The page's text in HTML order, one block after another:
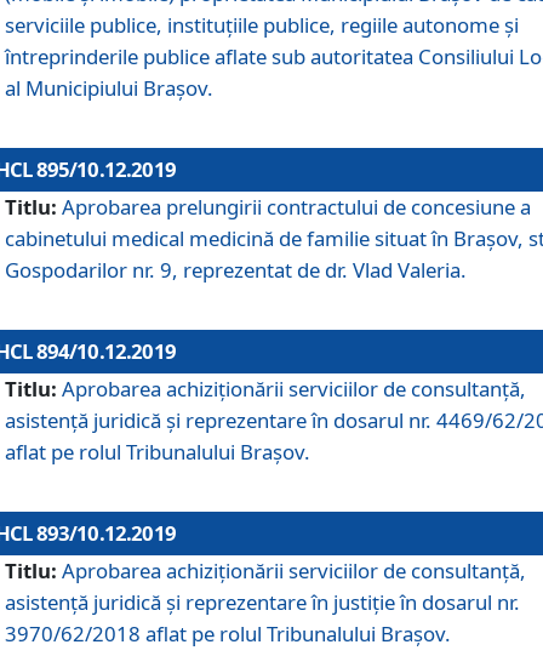
serviciile publice, instituțiile publice, regiile autonome și
întreprinderile publice aflate sub autoritatea Consiliului
al Municipiului Brașov.
895/10.12.2019
Titlu: Aprobarea prelungirii contractului de concesiune a
cabinetului medical medicină de familie situat în Braşov,
Gospodarilor nr. 9, reprezentat de dr. Vlad Valeria.
894/10.12.2019
Titlu: Aprobarea achiziţionării serviciilor de consultanţă,
asistenţă juridică şi reprezentare în dosarul nr. 4469/62/
aflat pe rolul Tribunalului Braşov.
893/10.12.2019
Titlu: Aprobarea achiziţionării serviciilor de consultanţă,
asistenţă juridică şi reprezentare în justiţie în dosarul nr.
3970/62/2018 aflat pe rolul Tribunalului Braşov.